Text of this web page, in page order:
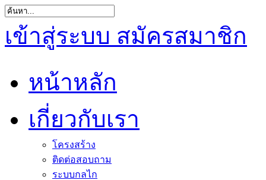
เข้าสู่ระบบ สมัครสมาชิก
หน้าหลัก
เกี่ยวกับเรา
โครงสร้าง
ติดต่อสอบถาม
ระบบกลไก